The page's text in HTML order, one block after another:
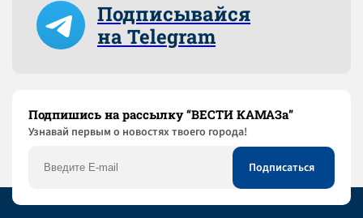
Подписывайся
на Telegram
Подпишись на рассылку “ВЕСТИ КАМАЗа”
Узнaвай первым о новостях твоего города!